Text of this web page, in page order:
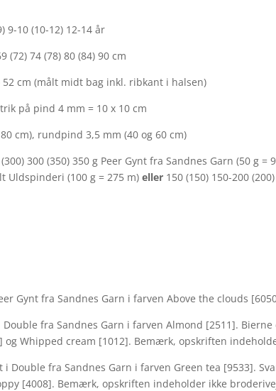
9-10 (10-12) 12-14 år
(72) 74 (78) 80 (84) 90 cm
52 cm (målt midt bag inkl. ribkant i halsen)
på pind 4 mm = 10 x 10 cm
cm), rundpind 3,5 mm (40 og 60 cm)
300 (350) 350 g Peer Gynt fra Sandnes Garn (50 g =
Uldspinderi (100 g = 275 m)eller 150 (150) 150-200
Gynt fra Sandnes Garn i farven Above the clouds
fra Sandnes Garn i farven Almond [2511].
og Whipped cream [1012]. Bemærk, opskriften
Double fra Sandnes Garn i farven Green tea [9533].
[4008]. Bemærk, opskriften indeholder ikke